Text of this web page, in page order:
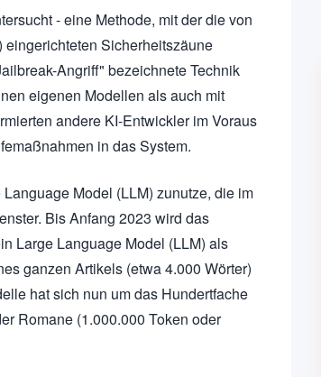
- eine Methode, mit der die von
Sicherheitszäune
Angriff" bezeichnete Technik
eigenen Modellen als auch mit
andere KI-Entwickler im Voraus
in das System.
Model (LLM) zunutze, die im
Bis Anfang 2023 wird das
Large Language Model (LLM) als
ganzen Artikels (etwa 4.000 Wörter)
hat sich nun um das Hundertfache
Romane (1.000.000 Token oder